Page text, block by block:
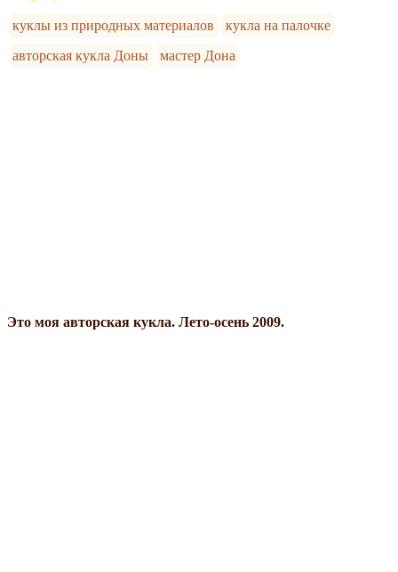
куклы из природных материалов
кукла на палочке
авторская кукла Доны
мастер Дона
Это моя авторская кукла. Лето-осень 2009.